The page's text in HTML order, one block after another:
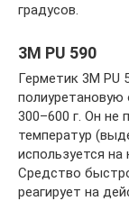
градусов.
3M PU 590
Герметик 3M
полиуретановую
300–600 г. Он не
температур
используется
Средство
реагирует на